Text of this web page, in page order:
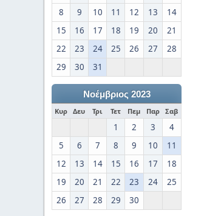
8
9 10 11 12 13
14
15
16 17 18 19 20
21
22
23 24 25 26 27
28
29
30 31
Νοέμβριος 2023
Κυρ Δευ Τρι Τετ Πεμ Παρ Σαβ
1 2 3
4
5
6 7 8 9 10
11
12
13 14 15 16 17
18
19
20 21 22 23 24
25
26
27 28 29 30